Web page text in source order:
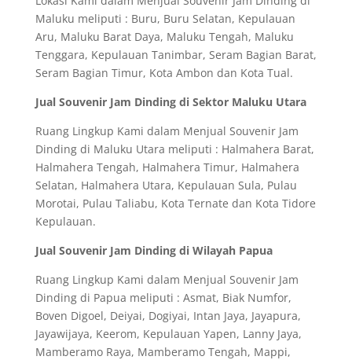
Maluku meliputi : Buru, Buru Selatan, Kepulauan
Aru, Maluku Barat Daya, Maluku Tengah, Maluku
Tenggara, Kepulauan Tanimbar, Seram Bagian Barat,
Seram Bagian Timur, Kota Ambon dan Kota Tual.
Jual Souvenir Jam Dinding di Sektor Maluku Utara
Ruang Lingkup Kami dalam Menjual Souvenir Jam
Dinding di Maluku Utara meliputi : Halmahera Barat,
Halmahera Tengah, Halmahera Timur, Halmahera
Selatan, Halmahera Utara, Kepulauan Sula, Pulau
Morotai, Pulau Taliabu, Kota Ternate dan Kota Tidore
Kepulauan.
Jual Souvenir Jam Dinding di Wilayah Papua
Ruang Lingkup Kami dalam Menjual Souvenir Jam
Dinding di Papua meliputi : Asmat, Biak Numfor,
Boven Digoel, Deiyai, Dogiyai, Intan Jaya, Jayapura,
Jayawijaya, Keerom, Kepulauan Yapen, Lanny Jaya,
Mamberamo Raya, Mamberamo Tengah, Mappi,